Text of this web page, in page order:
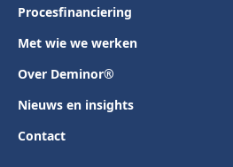
Procesfinanciering
Met wie we werken
Over Deminor®
Nieuws en insights
Contact